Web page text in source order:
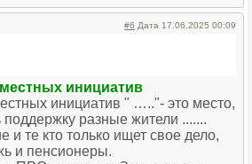
#6 Дата 17.06.2025 00:09
инициатив
инициатив " ….."- это место,
поддержку разные жители .......
и те кто только ищет свое дело,
и пенсионеры.